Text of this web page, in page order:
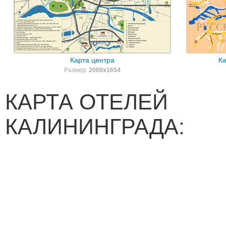
Карта центра
Размер: 2000x1654
КАРТА ОТЕЛЕЙ
КАЛИНИНГРАДА: